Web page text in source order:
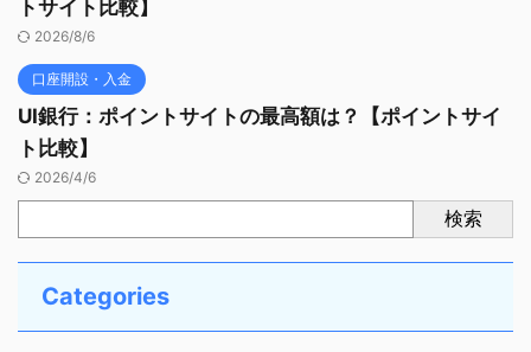
トサイト比較】
2026/8/6
口座開設・入金
UI銀行：ポイントサイトの最高額は？【ポイントサイ
ト比較】
2026/4/6
検索
Categories